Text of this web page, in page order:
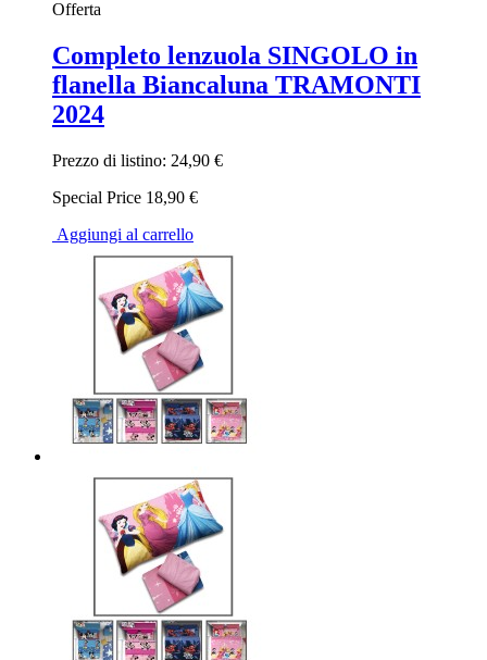
Offerta
Completo lenzuola SINGOLO in
flanella Biancaluna TRAMONTI
2024
Prezzo di listino: 24,90 €
Special Price 18,90 €
Aggiungi al carrello